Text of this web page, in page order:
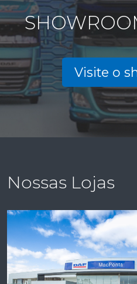
Visite o
Nossas Lojas